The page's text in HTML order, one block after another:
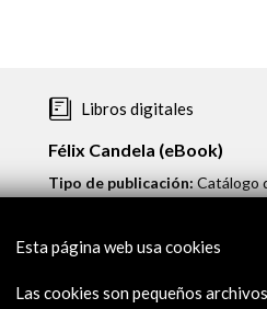
Libros digitales
Félix Candela (eBook)
Tipo de publicación:Catálogo
número de fotografías de su
pueblo mexicano, quienes le
Esta página web usa cookies
Las cookies son pequeños